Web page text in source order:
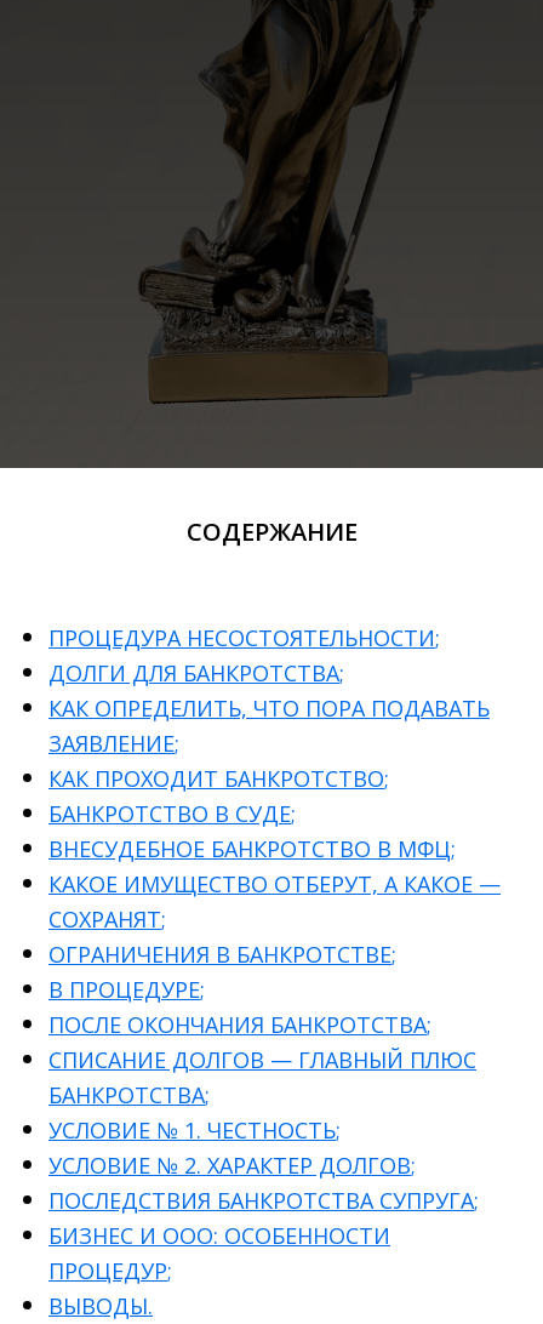
СОДЕРЖАНИЕ
ПРОЦЕДУРА НЕСОСТОЯТЕЛЬНОСТИ;
ДОЛГИ ДЛЯ БАНКРОТСТВА;
КАК ОПРЕДЕЛИТЬ, ЧТО ПОРА ПОДАВАТЬ
ЗАЯВЛЕНИЕ;
КАК ПРОХОДИТ БАНКРОТСТВО;
БАНКРОТСТВО В СУДЕ;
ВНЕСУДЕБНОЕ БАНКРОТСТВО В МФЦ;
КАКОЕ ИМУЩЕСТВО ОТБЕРУТ, А КАКОЕ —
СОХРАНЯТ;
ОГРАНИЧЕНИЯ В БАНКРОТСТВЕ;
В ПРОЦЕДУРЕ;
ПОСЛЕ ОКОНЧАНИЯ БАНКРОТСТВА;
СПИСАНИЕ ДОЛГОВ — ГЛАВНЫЙ ПЛЮС
БАНКРОТСТВА;
УСЛОВИЕ № 1. ЧЕСТНОСТЬ;
УСЛОВИЕ № 2. ХАРАКТЕР ДОЛГОВ;
ПОСЛЕДСТВИЯ БАНКРОТСТВА СУПРУГА;
БИЗНЕС И ООО: ОСОБЕННОСТИ
ПРОЦЕДУР;
ВЫВОДЫ.